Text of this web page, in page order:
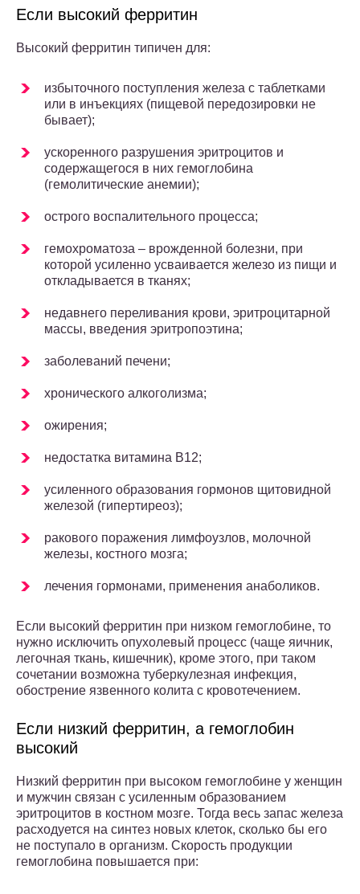
Если высокий ферритин
Высокий ферритин типичен для:
избыточного поступления железа с таблетками
или в инъекциях (пищевой передозировки не
бывает);
ускоренного разрушения эритроцитов и
содержащегося в них гемоглобина
(гемолитические анемии);
острого воспалительного процесса;
гемохроматоза – врожденной болезни, при
которой усиленно усваивается железо из пищи и
откладывается в тканях;
недавнего переливания крови, эритроцитарной
массы, введения эритропоэтина;
заболеваний печени;
хронического алкоголизма;
ожирения;
недостатка витамина В12;
усиленного образования гормонов щитовидной
железой (гипертиреоз);
ракового поражения лимфоузлов, молочной
железы, костного мозга;
лечения гормонами, применения анаболиков.
Если высокий ферритин при низком гемоглобине, то
нужно исключить опухолевый процесс (чаще яичник,
легочная ткань, кишечник), кроме этого, при таком
сочетании возможна туберкулезная инфекция,
обострение язвенного колита с кровотечением.
Если низкий ферритин, а гемоглобин
высокий
Низкий ферритин при высоком гемоглобине у женщин
и мужчин связан с усиленным образованием
эритроцитов в костном мозге. Тогда весь запас железа
расходуется на синтез новых клеток, сколько бы его
не поступало в организм. Скорость продукции
гемоглобина повышается при: